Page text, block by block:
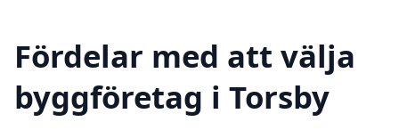
Fördelar med att välja
byggföretag i Torsby